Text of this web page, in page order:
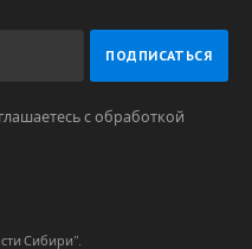
с обработкой
Сибири”.